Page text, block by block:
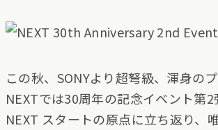
この秋、SONYより超弩級、渾身の
NEXTでは30周年の記念イベント第
NEXT スタートの原点に立ち返り、